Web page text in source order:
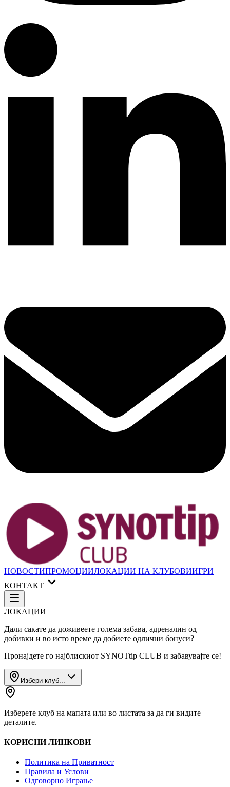
НОВОСТИПРОМОЦИИЛОКАЦИИ НА КЛУБОВИИГРИ
КОНТАКТ
ЛОКАЦИИ
Дали сакате да доживеете голема забава, адреналин од
добивки и во исто време да добиете одлични бонуси?
Пронајдете го најблискиот SYNOTtip CLUB и забавувајте се!
Избери клуб...
Изберете клуб на мапата или во листата за да ги видите
деталите.
КОРИСНИ ЛИНКОВИ
Политика на Приватност
Правила и Услови
Одговорно Играње